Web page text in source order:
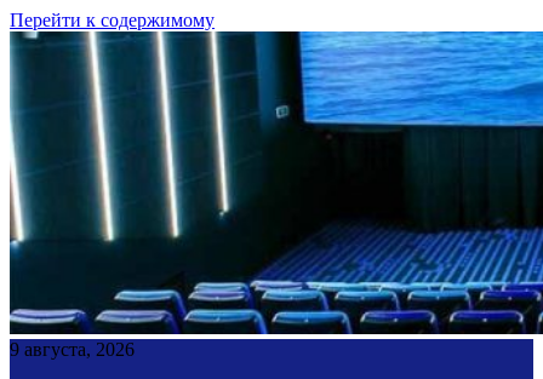
Перейти к содержимому
9 августа, 2026